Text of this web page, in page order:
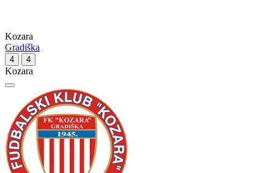
Kozara
Gradiška
4 4
Kozara